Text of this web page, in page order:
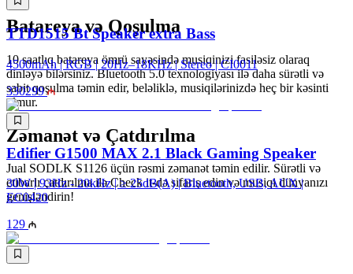
Batareya və Qoşulma
10 saatlıq batareya ömrü sayəsində musiqinizi fasiləsiz olaraq
dinləyə bilərsiniz. Bluetooth 5.0 texnologiyası ilə daha sürətli və
sabit qoşulma təmin edir, beləliklə, musiqilərinizdə heç bir kəsinti
olmur.
Zəmanət və Çatdırılma
Jual SODLK S1126 üçün rəsmi zəmanət təmin edilir. Sürətli və
etibarlı çatdırılma ilə Check it-də sifariş edin və musiqi dünyanızı
genişləndirin!
TTD1515 Bt Speaker extra Bass
4500mAh | RGB | 20Hz–18KHz | Stereo | CI0011
330299
Edifier G1500 MAX 2.1 Black Gaming Speaker
30W | 93Hz - 20kHz | ≥ 25dB(A) | Bluetooth, USB, AUX |
EC0420
129